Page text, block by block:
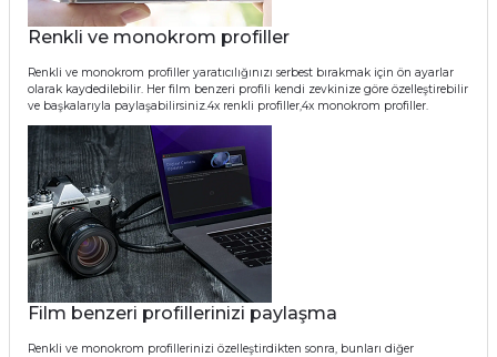
Renkli ve monokrom profiller
Renkli ve monokrom profiller yaratıcılığınızı serbest bırakmak için ön ayarlar
olarak kaydedilebilir. Her film benzeri profili kendi zevkinize göre özelleştirebilir
ve başkalarıyla paylaşabilirsiniz.4x renkli profiller,4x monokrom profiller.
Film benzeri profillerinizi paylaşma
Renkli ve monokrom profillerinizi özelleştirdikten sonra, bunları diğer